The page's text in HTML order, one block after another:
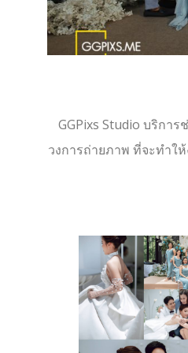
GGPixs Studio บริกา
วงการถ่ายภาพ ที่จะทำใ